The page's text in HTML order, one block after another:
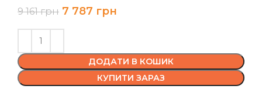
9 161грн 7 787 грн
ДОДАТИ В КОШИК
КУПИТИ ЗАРАЗ